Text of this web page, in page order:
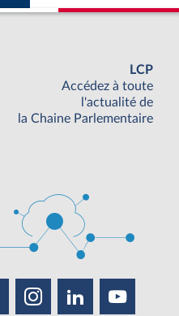
LCP
Accédez à toute
l'actualité de
la Chaine Parlementaire